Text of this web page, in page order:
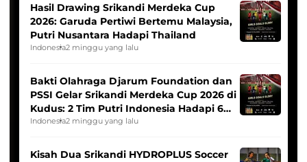
Hasil Drawing Srikandi Merdeka Cup
2026: Garuda Pertiwi Bertemu Malaysia,
Putri Nusantara Hadapi Thailand
Indonesia2 minggu yang lalu
Bakti Olahraga Djarum Foundation dan
PSSI Gelar Srikandi Merdeka Cup 2026 di
Kudus: 2 Tim Putri Indonesia Hadapi 6
Tim Asia
Indonesia2 minggu yang lalu
Kisah Dua Srikandi HYDROPLUS Soccer